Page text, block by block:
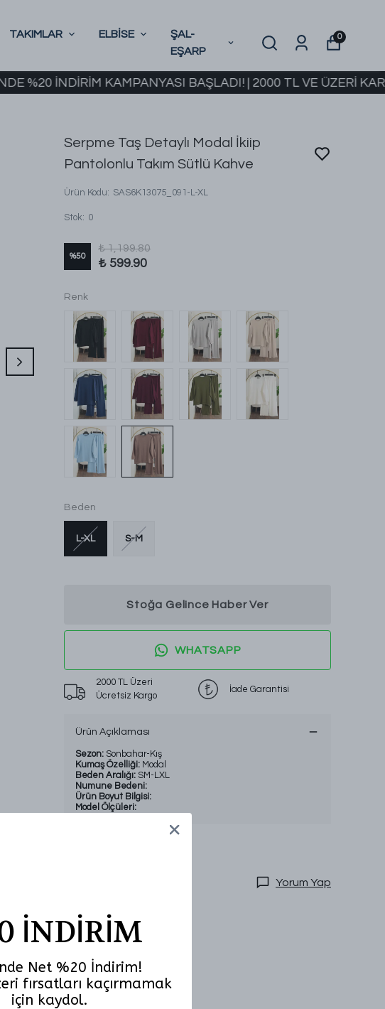
TAKIMLAR ELBİSE
ŞAL-
EŞARP
0
KAMPANYASI BAŞLADI! | 2000 TL VE ÜZERİ KARGO
Serpme Taş Detaylı Modal İkiip
Pantolonlu Takım Sütlü Kahve
Ürün Kodu: SAS6K13075_091-L-XL
Stok: 0
%50
₺ 1,199.80
₺ 599.90
Renk
Beden
L-XL S-M
Stoğa Gelince Haber Ver
WHATSAPP
2000 TL Üzeri
Ücretsiz Kargo
İade Garantisi
Ürün Açıklaması
Sezon: Sonbahar-Kış
Kumaş Özelliği: Modal
Beden Aralığı: SM-LXL
Numune Bedeni:
Ürün Boyut Bilgisi:
Model Ölçüleri:
Yorum Yap
İNDİRİM
Net %20 İndirim!
fırsatları kaçırmamak
için kaydol.